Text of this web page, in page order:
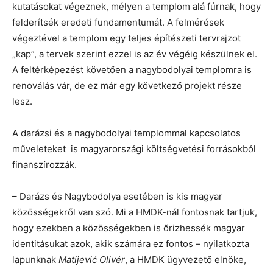
kutatásokat végeznek, mélyen a templom alá fúrnak, hogy
felderítsék eredeti fundamentumát. A felmérések
végeztével a templom egy teljes építészeti tervrajzot
„kap”, a tervek szerint ezzel is az év végéig készülnek el.
A feltérképezést követően a nagybodolyai templomra is
renoválás vár, de ez már egy következő projekt része
lesz.
A darázsi és a nagybodolyai templommal kapcsolatos
műveleteket is magyarországi költségvetési forrásokból
finanszírozzák.
– Darázs és Nagybodolya esetében is kis magyar
közösségekről van szó. Mi a HMDK-nál fontosnak tartjuk,
hogy ezekben a közösségekben is őrizhessék magyar
identitásukat azok, akik számára ez fontos – nyilatkozta
lapunknak Matijević Olivér, a HMDK ügyvezető elnöke,